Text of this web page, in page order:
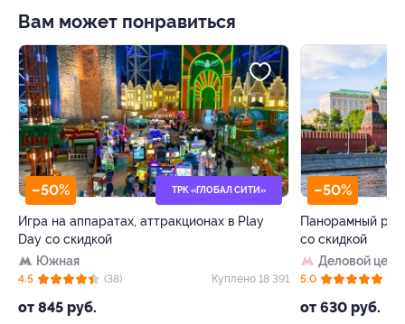
Вам может понравиться
–50% ТРК «ГЛОБАЛ СИТИ»
Игра на аппаратах, аттракционах в Play
Day со скидкой
Южная
от 845 руб.
4.5 (38) Куплено 18 391
–50%
Панорамный
со скидкой
Деловой
от 630 руб.
5.0